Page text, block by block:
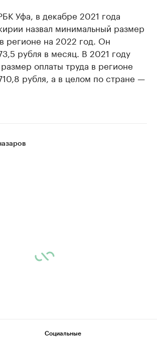
Уфа, в декабре 2021 года
назвал минимальный размер
регионе на 2022 год. Он
рубля в месяц. В 2021 году
оплаты труда в регионе
рубля, а в целом по стране —
Социальные